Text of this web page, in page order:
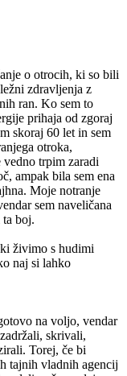
o otrocih, ki so bili
zdravljenja z
ran. Ko sem to
prihaja od zgoraj
skoraj 60 let in sem
otroka,
vedno trpim zaradi
ampak bila sem ena
Moje notranje
sem naveličana
ta boj.
živimo s hudimi
naj si lahko
na voljo, vendar
skrivali,
Torej, če bi
tajnih vladnih agencij